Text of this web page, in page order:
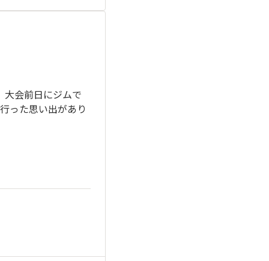
大会前日にジムで
った思い出があり